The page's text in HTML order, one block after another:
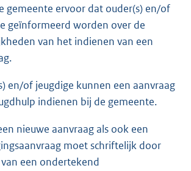
gemeente ervoor dat ouder(s) en/of
geïnformeerd worden over de
van het indienen van een
en/of jeugdige kunnen een aanvraag
indienen bij de gemeente.
nieuwe aanvraag als ook een
moet schriftelijk door
een ondertekend